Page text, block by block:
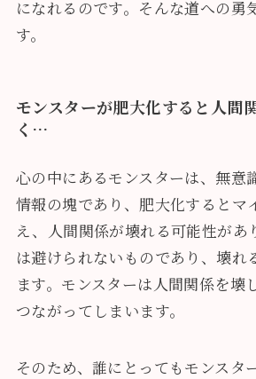
になれるのです。そんな道への勇
す。
モンスターが肥大化すると人間
く…
心の中にあるモンスターは、無意
情報の塊であり、肥大化するとマ
え、人間関係が壊れる可能性があ
は避けられないものであり、壊れ
ます。モンスターは人間関係を壊
つながってしまいます。
そのため、誰にとってもモンスタ